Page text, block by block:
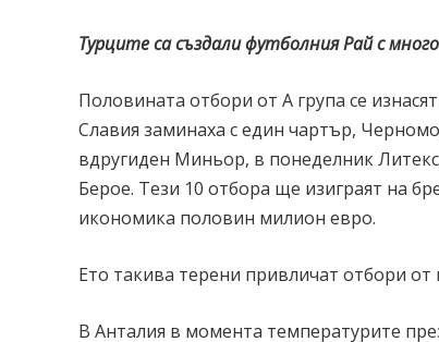
Турците са създали футболния Рай с
Половината отбори от А група се
Славия заминаха с един чартър,
вдругиден Миньор, в понеделник
Берое. Тези 10 отбора ще изиграят на
икономика половин милион евро.
Ето такива терени привличат отбори от
В Анталия в момента температурите